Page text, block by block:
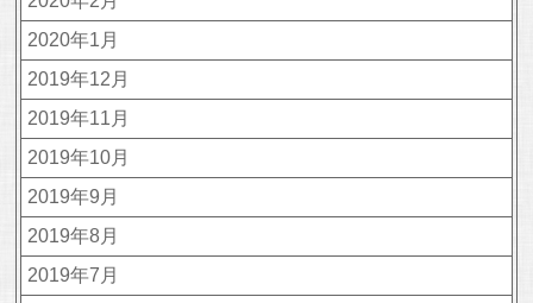
2020年1月
2019年12月
2019年11月
2019年10月
2019年9月
2019年8月
2019年7月